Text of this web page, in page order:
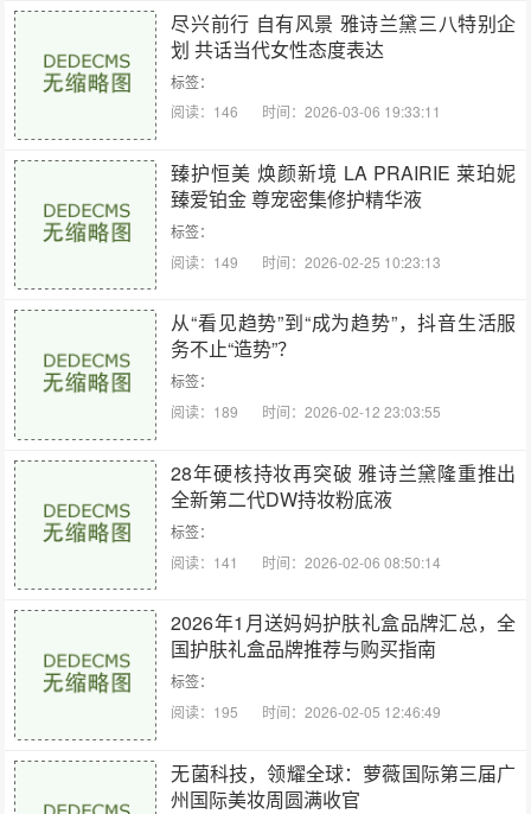
尽兴前行 自有风景 雅诗兰黛三八特别企
划 共话当代女性态度表达
标签：
阅读：146
时间：2026-03-06 19:33:11
臻护恒美 焕颜新境 LA PRAIRIE 莱珀妮
臻爱铂金 尊宠密集修护精华液
标签：
阅读：149
时间：2026-02-25 10:23:13
从“看见趋势”到“成为趋势”，抖音生活服
务不止“造势”？
标签：
阅读：189
时间：2026-02-12 23:03:55
28年硬核持妆再突破 雅诗兰黛隆重推出
全新第二代DW持妆粉底液
标签：
阅读：141
时间：2026-02-06 08:50:14
2026年1月送妈妈护肤礼盒品牌汇总，全
国护肤礼盒品牌推荐与购买指南
标签：
阅读：195
时间：2026-02-05 12:46:49
无菌科技，领耀全球：萝薇国际第三届广
州国际美妆周圆满收官